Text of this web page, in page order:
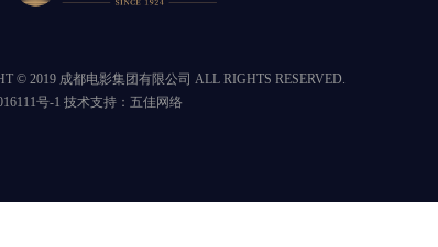
© 2019 成都电影集团有限公司 ALL RIGHTS RESERVED.
号-1 技术支持： 五佳网络